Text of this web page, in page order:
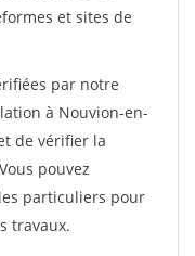
et sites de
par notre
à Nouvion-en-
de vérifier la
pouvez
particuliers pour
travaux.